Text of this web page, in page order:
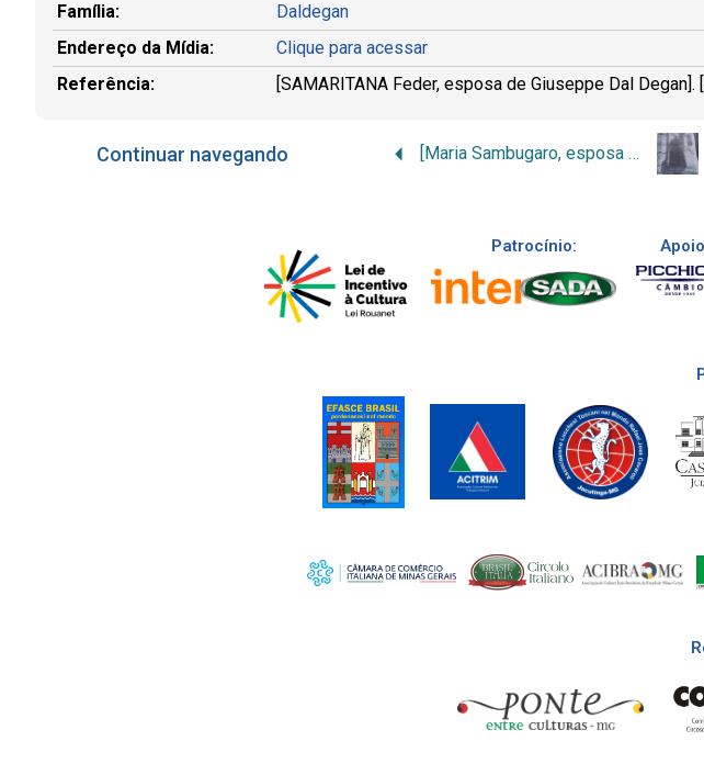
Família:
Daldegan
Endereço da Mídia:
Clique para acessar
Referência:
[SAMARITANA Feder, esposa de Giuseppe Dal
Continuar navegando [Maria Sambugaro, esposa de Giovanni Battista Dal Degan]
Patrocínio: